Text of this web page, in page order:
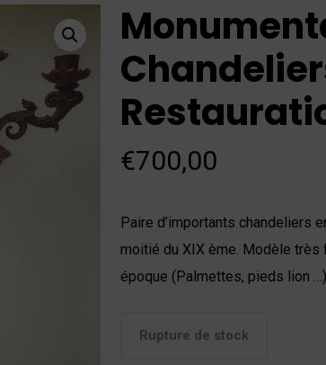
€700,00
Paire d’importants chandeliers
moitié du XIX ème. Modèle
époque (Palmettes, pieds lion
Rupture de stock